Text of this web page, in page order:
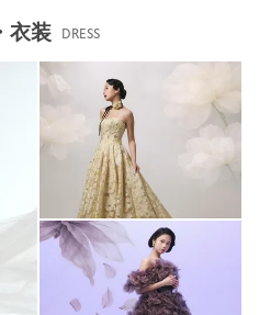
衣装 DRESS